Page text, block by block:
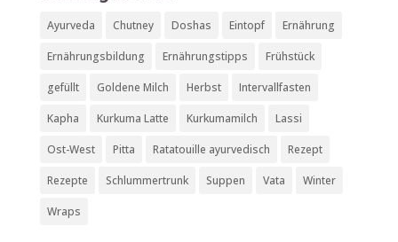
Ayurveda Chutney Doshas Eintopf Ernährung
Ernährungsbildung Ernährungstipps Frühstück
gefüllt Goldene Milch Herbst Intervallfasten
Kapha Kurkuma Latte Kurkumamilch Lassi
Ost-West Pitta Ratatouille ayurvedisch Rezept
Rezepte Schlummertrunk Suppen Vata Winter
Wraps